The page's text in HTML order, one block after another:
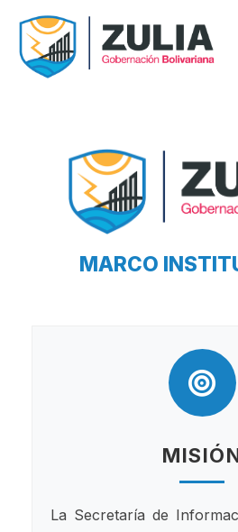
contenido
contenido
MARCO
La Secretaría de